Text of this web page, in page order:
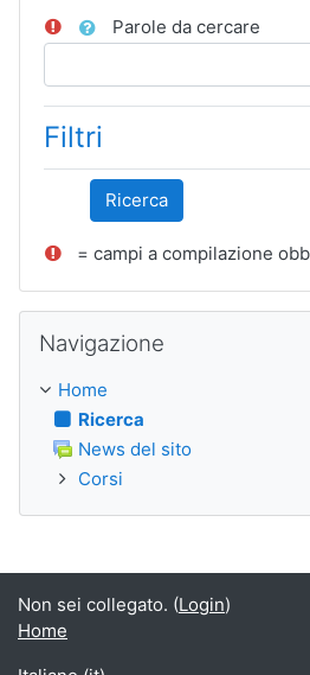
Parole da cercare
Filtri
= campi a compilazione
Navigazione
Home
Ricerca
News del sito
Corsi
Non sei collegato. (Login)
Home